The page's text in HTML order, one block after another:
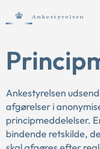
Ankestyrelsen
afgørelser i
principmeddelelser.
bindende retskilde,